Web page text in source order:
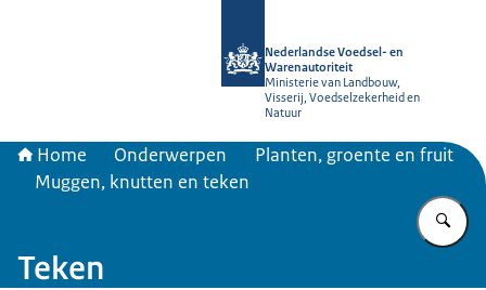
Nederlandse Voedsel- en
Warenautoriteit
Ministerie van Landbouw,
Visserij, Voedselzekerheid en
Natuur
Home Onderwerpen
Planten, groente en fruit
Muggen, knutten en teken
Teken